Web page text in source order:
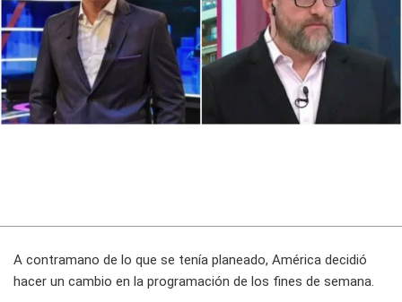
A contramano de lo que se tenía planeado, América decidió
hacer un cambio en la programación de los fines de semana.